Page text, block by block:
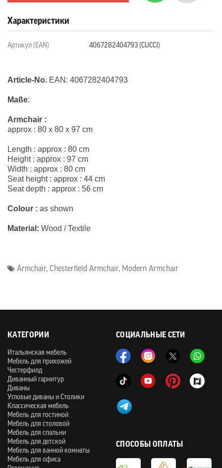
Характеристики
Артикул (EAN) 4067282404793 (СUCCI)
Article-No. EAN: 4067282404793
Maße:
Armchair :
approx : 80 x 80 x 97 cm
Length : approx : 80 cm
Height : approx : 97 cm
Width : approx : 80 cm
Seat height : approx : 44 cm
Seat depth : approx : 56 cm
Colour : as shown
Material: Wood /Textile
Armchair, Chesterfield Armchair, Modern Armchair
СОЦИАЛЬНЫЕ СЕТИ
КАТЕГОРИИ
Итальянская мебель
Мебель для прихожей
Честерфилд
Диванный гарнитур
Диваны
Угловые диваны и Столики
Классическая мебель
Мебель для гостиной
Мебель для столовой
Мебель для спальни
Мебель для детской
Мебель для ванной комнаты
Мебель для офиса
СПОСОБЫ ОПЛАТЫ